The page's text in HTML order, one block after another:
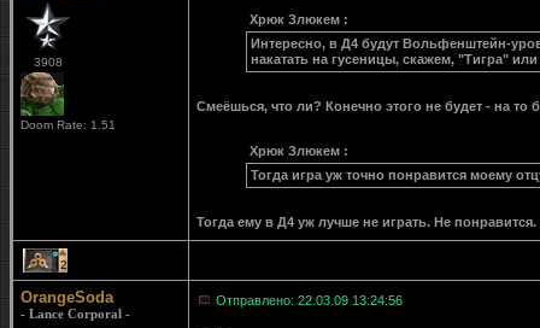
3908
Doom Rate: 1.51
Хрюк Злюкем :
Интересно, в Д4 будут Вольфенштейн-
накатать на гусеницы, скажем, "Тигра"
Смеёшься, что ли? Конечно этого не будет - на то
Хрюк Злюкем :
Тогда игра уж точно понравится моему
Тогда ему в Д4 уж лучше не играть. Не понравится.
2
OrangeSoda
- Lance Corporal -
Отправлено: 22.03.09 13:24:56